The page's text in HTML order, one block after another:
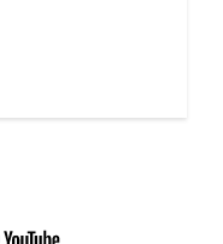
youtube-